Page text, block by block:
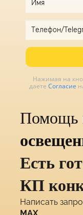
Нажимая на
даете Согласие
Помощь
Есть
КП
Написать
MAX